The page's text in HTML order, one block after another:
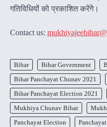
गतिविधियों को प्रकाशित करेंगेे।
Contact us:
Bihar Bihar Government
Bihar Panchayat Chunav 2021
Bihar Panchayat Election 2021
Mukhiya Chunav Bihar
Panchayat Election